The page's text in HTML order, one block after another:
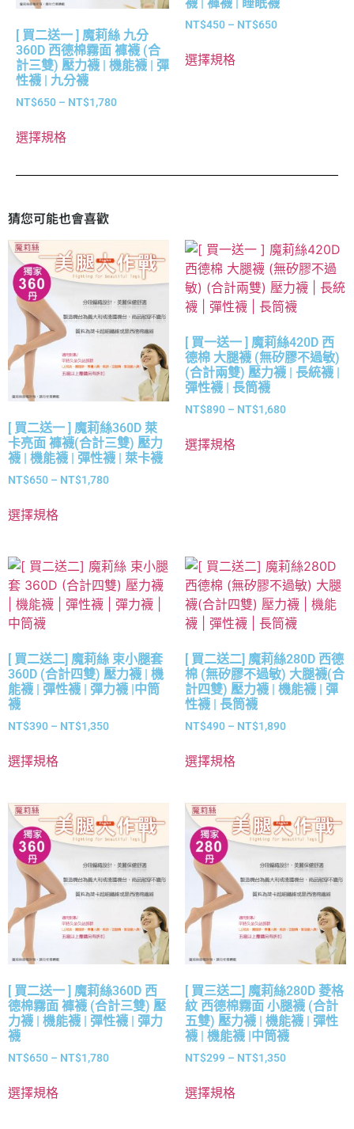
[ 買二送一 ] 魔莉絲 九分
360D 西德棉霧面 褲襪 (合
計三雙) 壓力襪 | 機能襪 | 彈
性襪 | 九分襪
NT$650 – NT$1,780
選擇規格
襪 | 褲襪 | 睡眠襪
NT$450 – NT$650
選擇規格
猜您可能也會喜歡
[ 買二送一 ] 魔莉絲360D 萊
卡亮面 褲襪(合計三雙) 壓力
襪 | 機能襪 | 彈性襪 | 萊卡襪
NT$650 – NT$1,780
選擇規格
[ 買一送一 ] 魔莉絲420D 西
德棉 大腿襪 (無矽膠不過敏)
(合計兩雙) 壓力襪 | 長統襪 |
彈性襪 | 長筒襪
NT$890 – NT$1,680
選擇規格
[ 買二送二] 魔莉絲 束小腿套
360D (合計四雙) 壓力襪 | 機
能襪 | 彈性襪 | 彈力襪 |中筒
襪
NT$390 – NT$1,350
選擇規格
[ 買二送二] 魔莉絲280D 西德
棉 (無矽膠不過敏) 大腿襪(合
計四雙) 壓力襪 | 機能襪 | 彈
性襪 | 長筒襪
NT$490 – NT$1,890
選擇規格
[ 買二送一 ] 魔莉絲360D 西
德棉霧面 褲襪 (合計三雙) 壓
力襪 | 機能襪 | 彈性襪 | 彈力
襪
NT$650 – NT$1,780
選擇規格
[ 買三送二] 魔莉絲280D 菱格
紋 西德棉霧面 小腿襪 (合計
五雙) 壓力襪 | 機能襪 | 彈性
襪 | 機能襪 |中筒襪
NT$299 – NT$1,350
選擇規格